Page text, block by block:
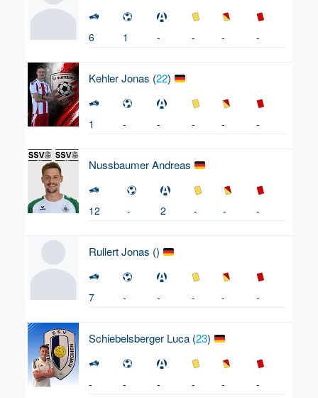
6 1 - - - -
KehlerJonas (22)
1 - - - - -
NussbaumerAndreas
12 - 2 - - -
RullertJonas ()
7 - - - - -
Schiebelsberger Luca (23)
- - - - - -